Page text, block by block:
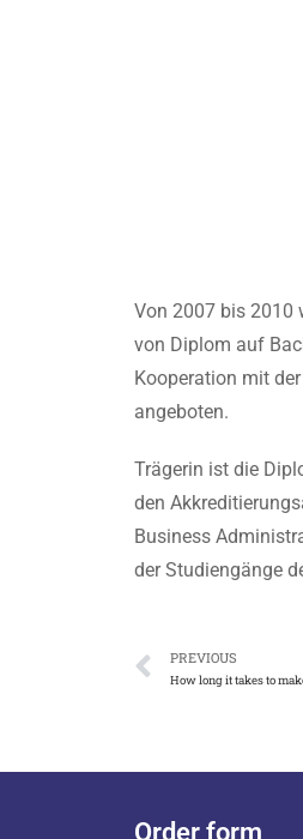
Von 2007 bis 2010
von Diplom auf
Kooperation mit
angeboten.
Trägerin ist die
den
Business
der Studiengänge
PREVIOUS
How long it takes to
Order form